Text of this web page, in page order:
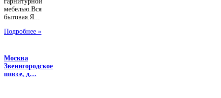
мебелью.Вся
бытовая.Я...
Подробнее »
Москва
Звенигородское
шоссе, д…